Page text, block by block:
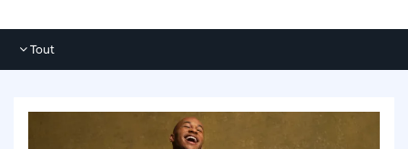
Tout